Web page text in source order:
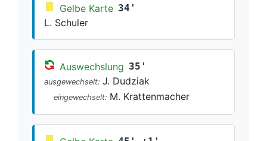
Gelbe Karte 34'
L. Schuler
Auswechslung 35'
ausgewechselt: J. Dudziak
eingewechselt: M. Krattenmacher